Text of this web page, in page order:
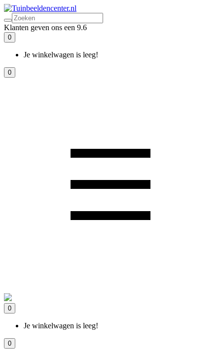
Klanten geven ons een 9.6
0
Je winkelwagen is leeg!
0
0
Je winkelwagen is leeg!
0